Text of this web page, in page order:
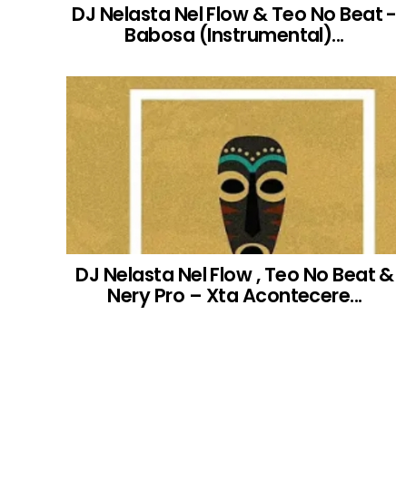
DJ Nelasta Nel Flow & Teo No Beat -
Babosa (Instrumental)...
DJ Nelasta Nel Flow , Teo No Beat &
Nery Pro – Xta Acontecere...